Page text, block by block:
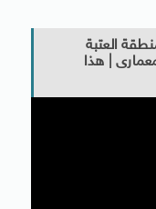
العتبة
المعمارى | هذا